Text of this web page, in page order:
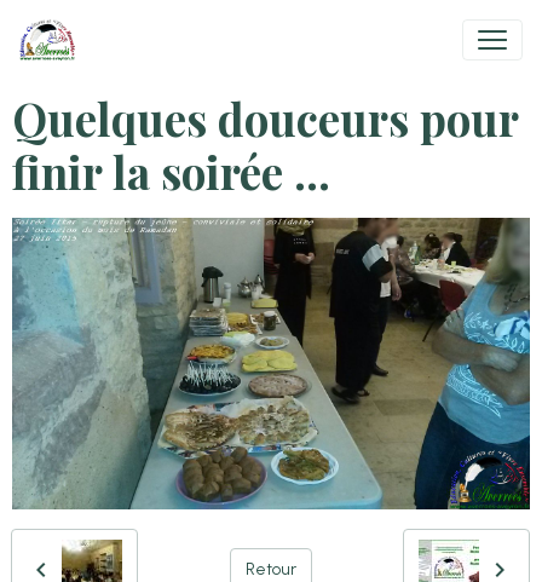
Quelques douceurs pour
finir la soirée ...
Retour